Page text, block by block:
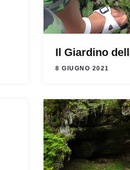
Il Giardino
8 GIUGNO 2021